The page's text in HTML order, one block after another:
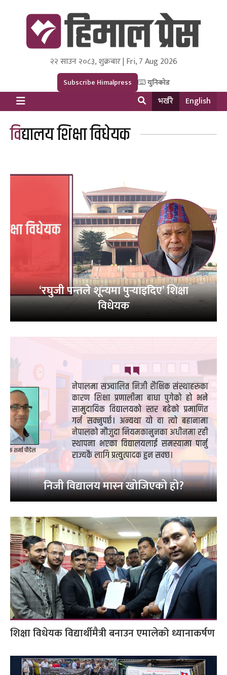
Himal Press
Dot NewsyNepal Media and Research Pvt Ltd.
२२ साउन २०८३, शुक्रबार | Fri, 7 Aug 2026
Subscribe Himalpress युनिकोड
भर्खरै English
विद्यालय शिक्षा विधेयक
‘रघुजी पन्तले शून्यमा पुर्‍याइदिए’ शिक्षा
विधेयक
निजी विद्यालय मास्न खोजिएको हो?
शिक्षा विधेयक विद्यार्थीमैत्री बनाउन एमालेको ध्यानाकर्षण